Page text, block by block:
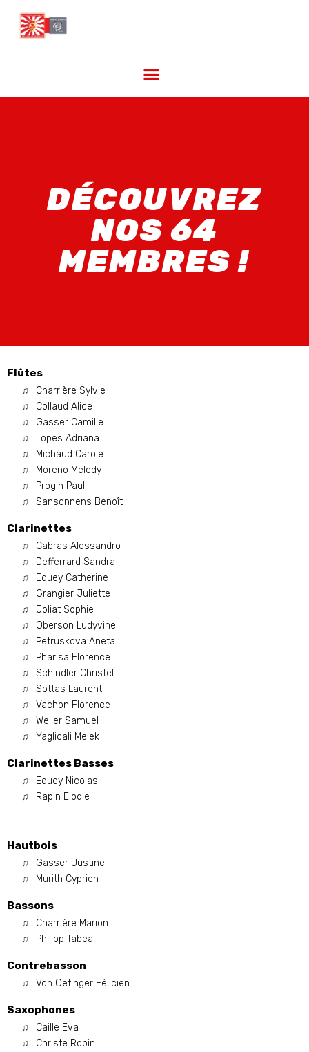
DÉCOUVREZ
NOS 64
MEMBRES !
Flûtes
Charrière Sylvie
Collaud Alice
Gasser Camille
Lopes Adriana
Michaud Carole
Moreno Melody
Progin Paul
Sansonnens Benoît
Clarinettes
Cabras Alessandro
Defferrard Sandra
Equey Catherine
Grangier Juliette
Joliat Sophie
Oberson Ludyvine
Petruskova Aneta
Pharisa Florence
Schindler Christel
Sottas Laurent
Vachon Florence
Weller Samuel
Yaglicali Melek
Clarinettes Basses
Equey Nicolas
Rapin Elodie
Hautbois
Gasser Justine
Murith Cyprien
Bassons
Charrière Marion
Philipp Tabea
Contrebasson
Von Oetinger Félicien
Saxophones
Caille Eva
Christe Robin